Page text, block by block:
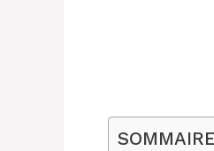
SOMMAIRE